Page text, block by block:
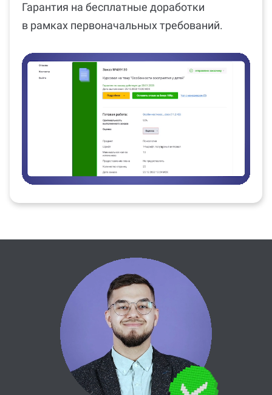
Гарантия на бесплатные доработки
в рамках первоначальных требований.